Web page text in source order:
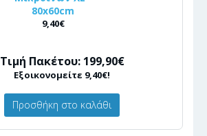
80x60cm
9,40€
Τιμή Πακέτου: 199,90€
Εξοικονομείτε 9,40€!
Προσθήκη στο καλάθι